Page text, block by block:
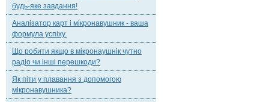
будь-яке завдання!
Аналізатор карт і мікронавушник - ваша
формула успіху.
Що робити якщо в мікронаушнік чутно
радіо чи інші перешкоди?
Як піти у плавання з допомогою
мікронавушника?